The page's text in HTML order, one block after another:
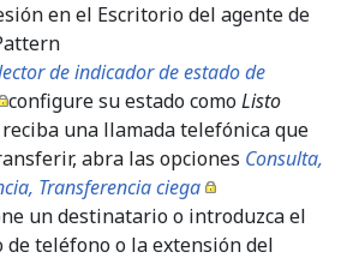
en el Escritorio del agente de
de indicador de estado de
configure su estado comoListo
una llamada telefónica que
abra las opciones Consulta,
Transferencia ciega
un destinatario o introduzca el
de teléfono o la extensión del